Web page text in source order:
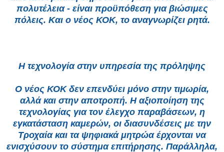
πολυτέλεια - είναι προϋπόθεση για βιώσιμες
πόλεις. Και ο νέος ΚΟΚ, το αναγνωρίζει ρητά.
Η τεχνολογία στην υπηρεσία της πρόληψης
Ο νέος ΚΟΚ δεν επενδύει μόνο στην τιμωρία,
αλλά και στην αποτροπή. Η αξιοποίηση της
τεχνολογίας για τον έλεγχο παραβάσεων, η
εγκατάσταση καμερών, οι διασυνδέσεις με την
Τροχαία και τα ψηφιακά μητρώα έρχονται να
ενισχύσουν το σύστημα επιτήρησης. Παράλληλα,